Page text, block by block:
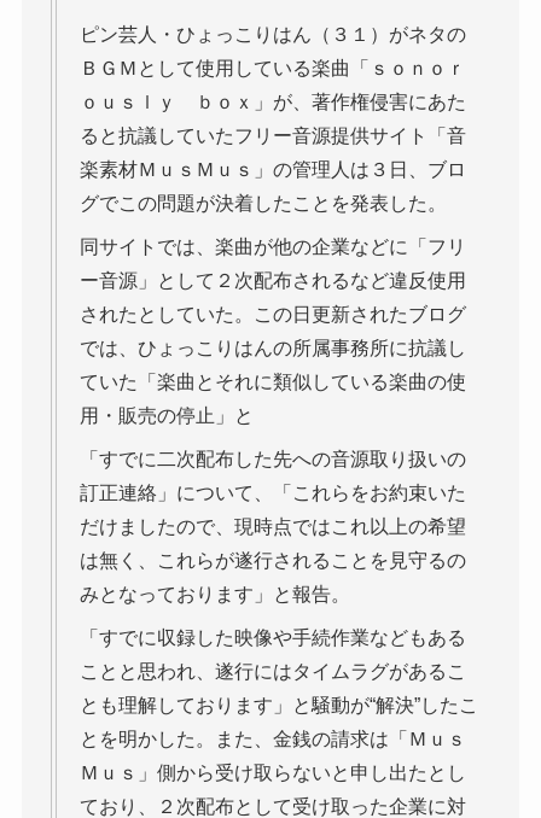
ピン芸人・ひょっこりはん（３１）がネタの
ＢＧＭとして使用している楽曲「ｓｏｎｏｒ
ｏｕｓｌｙ ｂｏｘ」が、著作権侵害にあた
ると抗議していたフリー音源提供サイト「音
楽素材ＭｕｓＭｕｓ」の管理人は３日、ブロ
グでこの問題が決着したことを発表した。
同サイトでは、楽曲が他の企業などに「フリ
ー音源」として２次配布されるなど違反使用
されたとしていた。この日更新されたブログ
では、ひょっこりはんの所属事務所に抗議し
ていた「楽曲とそれに類似している楽曲の使
用・販売の停止」と
「すでに二次配布した先への音源取り扱いの
訂正連絡」について、「これらをお約束いた
だけましたので、現時点ではこれ以上の希望
は無く、これらが遂行されることを見守るの
みとなっております」と報告。
「すでに収録した映像や手続作業などもある
ことと思われ、遂行にはタイムラグがあるこ
とも理解しております」と騒動が“解決”したこ
とを明かした。また、金銭の請求は「Ｍｕｓ
Ｍｕｓ」側から受け取らないと申し出たとし
ており、２次配布として受け取った企業に対